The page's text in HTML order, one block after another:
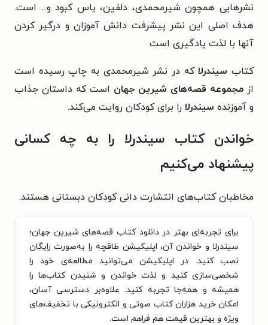
نشرهایی همچون شیرمحمدی، دلفین، یاس کبود و... است.
هدف اصلی این نشر پیشرفت دا‌نش آموزان و درگیر کردن
آنها با لذت یادگیری است
کتاب سیندرلاکه در نشر شیرمحمدی به چاپ رسیده است
از مجموعه قصه‌های شیرین جهان است که داستان جذاب
و آموزنده‌ سیندرلا را برای کودکان روایت می‌کند.
خواندن کتاب سیندرلا را به چه کسانی
پیشنهاد می‌کنیم
مخاطبان کتاب‌های انتشارت دانی کودکان دبستانی هستند.
برای تجربه‌ای بهتر در دانلود کتاب قصه‌های شیرین جهان؛
سیندرلا و خواندن آن، اپلیکیشن طاقچه را به‌صورت رایگان
نصب کنید. در اپلیکیشن می‌توانید مطالعه‌ی خود را
شخصی‌سازی کنید و لذت خواندن و شنیدن کتاب‌ها را
همیشه و همه‌جا تجربه کنید. علاوه‌بر دسترسی آسان،
امکان خرید هزاران کتاب صوتی و الکترونیکی با تخفیف‌های
ویژه و بهترین قیمت هم فراهم است.